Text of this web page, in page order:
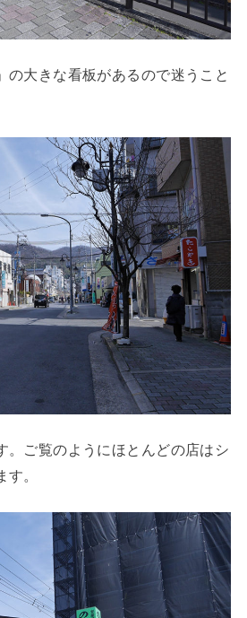
の大きな看板があるので迷うこと
。ご覧のようにほとんどの店はシ
。